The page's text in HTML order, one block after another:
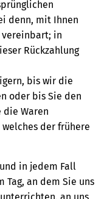
denn, mit Ihnen
vereinbart; in
Rückzahlung
bis wir die
oder bis Sie den
die Waren
der frühere
in jedem Fall
Tag, an dem Sie uns